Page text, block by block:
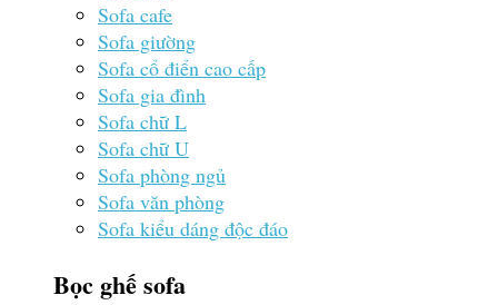
Sofa cafe
Sofa giường
Sofa cổ điển cao cấp
Sofa gia đình
Sofa chữ L
Sofa chữ U
Sofa phòng ngủ
Sofa văn phòng
Sofa kiểu dáng độc đáo
Bọc ghế sofa